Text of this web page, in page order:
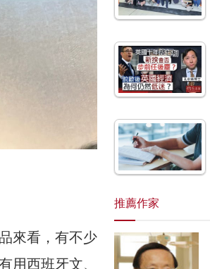
來看，有不少
用西班牙文、
推薦作家